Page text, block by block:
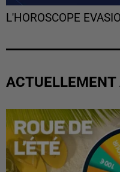
L'HOROSCOPE
ACTUELLEMENT